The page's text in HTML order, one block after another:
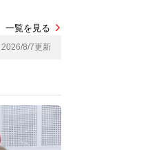
一覧を見る
2026/8/7更新